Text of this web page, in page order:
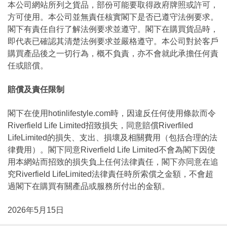
本公司網站所列之貨品，部份可能要取得政府牌照或許可，
方可使用。本公司並無責任核實閣下是否已遵守法例要求。
閣下有責任自行了解法例要求並遵守。閣下在購買貨品時，
即代表已確認其清楚法例要求並嚴格遵守。本公司對於客戶
購買產品後之一切行為，概不負責，亦不會就此承擔任何責
任或賠償。
賠償及責任限制
閣下在使用hotinlifestyle.com時，因違反任何使用條款而令
Riverfield Life Limited招致損失，同意賠償Riverfiled
LifeLimited的損失、支出、損壞及相關費用（包括合理的法
律費用）。閣下同意Riverfield Life Limited不會為閣下因使
用本網站而招致的損失負上任何法律責任，閣下亦同意在追
究Riverfield LifeLimited法律責任時所索償之金額，不會超
過閣下在購買有關產品或服務所付出的金額。
2026年5月15日